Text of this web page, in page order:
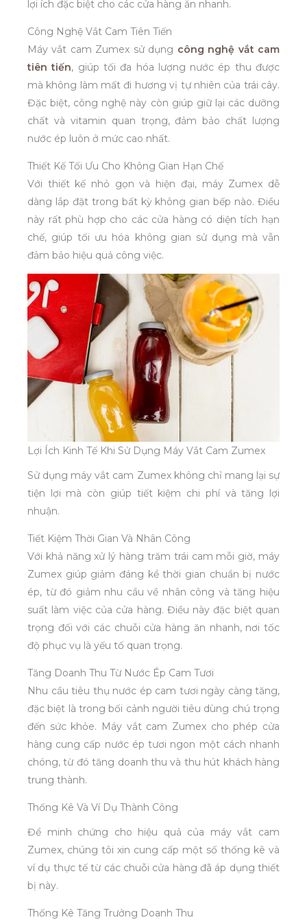
lợi ích đặc biệt cho các cửa hàng ăn nhanh.
Công Nghệ Vắt Cam Tiên Tiến
Máy vắt cam Zumex sử dụng công nghệ vắt cam
tiên tiến, giúp tối đa hóa lượng nước ép thu được
mà không làm mất đi hương vị tự nhiên của trái cây.
Đặc biệt, công nghệ này còn giúp giữ lại các dưỡng
chất và vitamin quan trọng, đảm bảo chất lượng
nước ép luôn ở mức cao nhất.
Thiết Kế Tối Ưu Cho Không Gian Hạn Chế
Với thiết kế nhỏ gọn và hiện đại, máy Zumex dễ
dàng lắp đặt trong bất kỳ không gian bếp nào. Điều
này rất phù hợp cho các cửa hàng có diện tích hạn
chế, giúp tối ưu hóa không gian sử dụng mà vẫn
đảm bảo hiệu quả công việc.
Lợi Ích Kinh Tế Khi Sử Dụng Máy Vắt Cam Zumex
Sử dụng máy vắt cam Zumex không chỉ mang lại sự
tiện lợi mà còn giúp tiết kiệm chi phí và tăng lợi
nhuận.
Tiết Kiệm Thời Gian Và Nhân Công
Với khả năng xử lý hàng trăm trái cam mỗi giờ, máy
Zumex giúp giảm đáng kể thời gian chuẩn bị nước
ép, từ đó giảm nhu cầu về nhân công và tăng hiệu
suất làm việc của cửa hàng. Điều này đặc biệt quan
trọng đối với các chuỗi cửa hàng ăn nhanh, nơi tốc
độ phục vụ là yếu tố quan trọng.
Tăng Doanh Thu Từ Nước Ép Cam Tươi
Nhu cầu tiêu thụ nước ép cam tươi ngày càng tăng,
đặc biệt là trong bối cảnh người tiêu dùng chú trọng
đến sức khỏe. Máy vắt cam Zumex cho phép cửa
hàng cung cấp nước ép tươi ngon một cách nhanh
chóng, từ đó tăng doanh thu và thu hút khách hàng
trung thành.
Thống Kê Và Ví Dụ Thành Công
Để minh chứng cho hiệu quả của máy vắt cam
Zumex, chúng tôi xin cung cấp một số thống kê và
ví dụ thực tế từ các chuỗi cửa hàng đã áp dụng thiết
bị này.
Thống Kê Tăng Trưởng Doanh Thu